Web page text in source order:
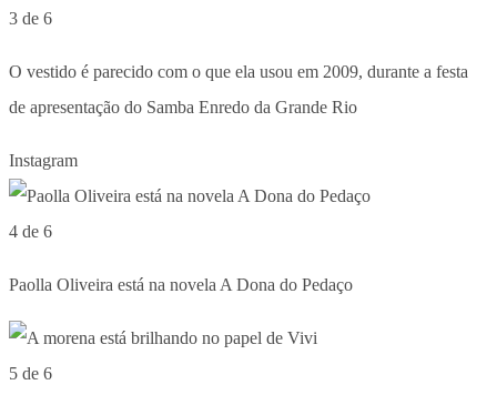
3 de 6
O vestido é parecido com o que ela usou em 2009, durante a festa
de apresentação do Samba Enredo da Grande Rio
Instagram
4 de 6
Paolla Oliveira está na novela A Dona do Pedaço
5 de 6